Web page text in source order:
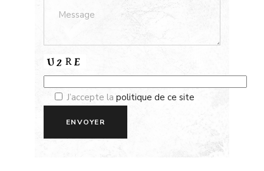
J’accepte la politique de ce site